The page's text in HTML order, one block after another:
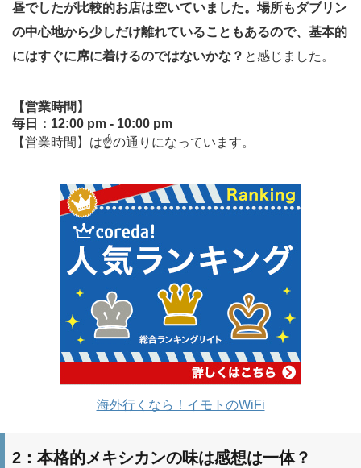
昼でしたが比較的お店は空いていました。場所もダブリン
の中心地から少しだけ離れていることもあるので、基本的
にはすぐに席に着けるのではないかな？ と感じました。
【営業時間】
毎日：12:00 pm - 10:00 pm
【営業時間】は☝の通りになっています。
海外行くなら！イモトのWiFi
2：本格的メキシカンの味は感想は一体？